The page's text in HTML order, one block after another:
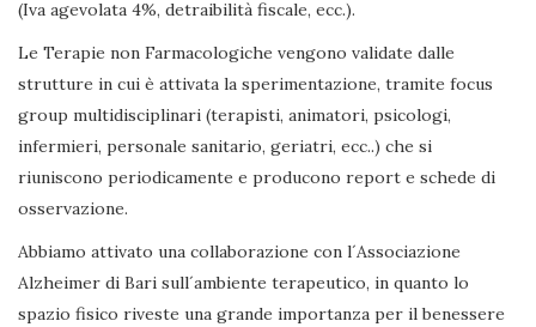
(Iva agevolata 4%, detraibilità fiscale, ecc.).
Le Terapie non Farmacologiche vengono validate dalle
strutture in cui è attivata la sperimentazione, tramite focus
group multidisciplinari (terapisti, animatori, psicologi,
infermieri, personale sanitario, geriatri, ecc..) che si
riuniscono periodicamente e producono report e schede di
osservazione.
Abbiamo attivato una collaborazione con l´Associazione
Alzheimer di Bari sull´ambiente terapeutico, in quanto lo
spazio fisico riveste una grande importanza per il benessere